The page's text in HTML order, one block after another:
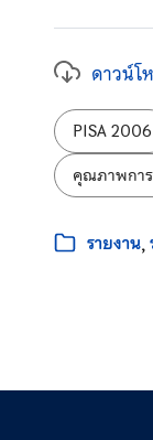
ดาวน์โ
ป้ายกำกับ:
PISA 2006
คุณภาพการ
หมวดหมู่:
รายงาน